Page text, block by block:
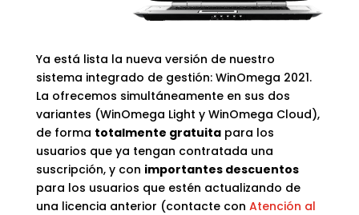
Ya está lista la nueva versión de nuestro
sistema integrado de gestión: WinOmega 2021.
La ofrecemos simultáneamente en sus dos
variantes (WinOmega Light y WinOmega Cloud),
de forma totalmente gratuitapara los
usuarios que ya tengan contratada una
suscripción, y con importantes descuentos
para los usuarios que estén actualizando de
una licencia anterior (contacte con Atención al